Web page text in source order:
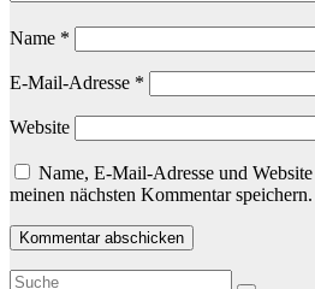
Name *
E-Mail-Adresse *
Website
Name, E-Mail-Adresse und
meinen nächsten Kommentar speichern.